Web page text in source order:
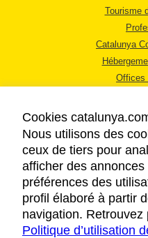
Tourisme
Catalunya
Offices
RÈGLES DE
Cookies
Nous utilisons des
ceux de tiers pour
afficher des
préférences des
profil élaboré à partir
navigation. Retrouvez
Politique d’utilisation